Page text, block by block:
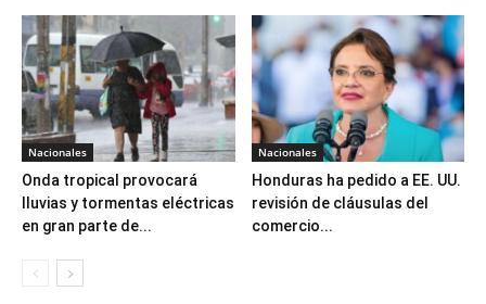
Nacionales
Onda tropical provocará
lluvias y tormentas eléctricas
en gran parte de...
Nacionales
Honduras ha pedido a EE. UU.
revisión de cláusulas del
comercio...